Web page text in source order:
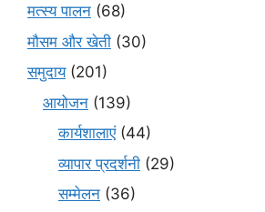
मत्स्य पालन (68)
मौसम और खेती (30)
समुदाय(201)
आयोजन (139)
कार्यशालाएं(44)
व्यापार प्रदर्शनी (29)
सम्मेलन (36)